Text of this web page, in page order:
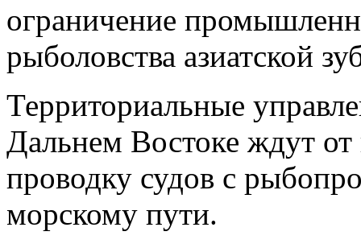
ограничение
рыболовства азиатской
Территориальные
Дальнем Востоке ждут от
проводку судов с
морскому пути.